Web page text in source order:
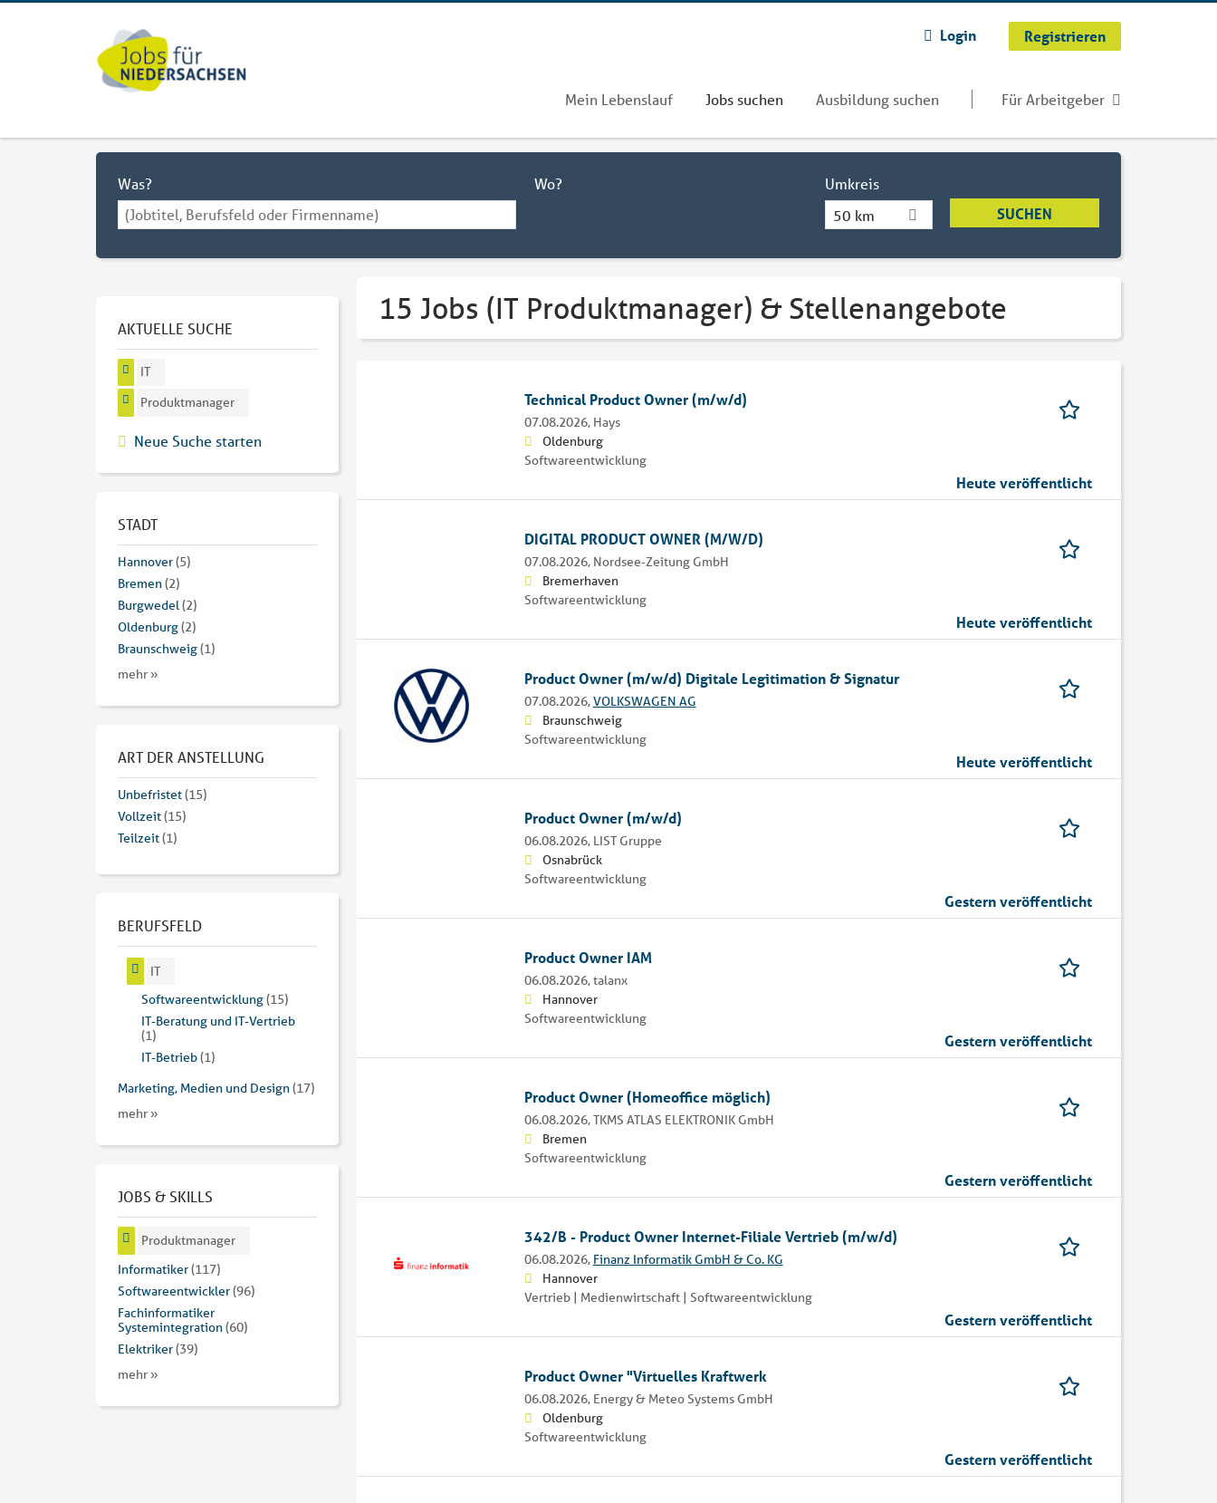
Login Registrieren
Mein Lebenslauf Jobs suchen Ausbildung suchen Für Arbeitgeber
Was? Wo?
Umkreis
50 km
15 Jobs (IT Produktmanager) & Stellenangebote
Technical Product Owner (m/w/d)
07.08.2026, Hays
Oldenburg
Softwareentwicklung
Heute veröffentlicht
DIGITAL PRODUCT OWNER (M/W/D)
07.08.2026, Nordsee-Zeitung GmbH
Bremerhaven
Softwareentwicklung
Heute veröffentlicht
Product Owner (m/w/d) Digitale Legitimation & Signatur
07.08.2026,VOLKSWAGEN AG
Braunschweig
Softwareentwicklung
Heute veröffentlicht
Product Owner (m/w/d)
06.08.2026, LIST Gruppe
Osnabrück
Softwareentwicklung
Gestern veröffentlicht
Product Owner IAM
06.08.2026,talanx
Hannover
Softwareentwicklung
Gestern veröffentlicht
Product Owner (Homeoffice möglich)
06.08.2026,TKMS ATLAS ELEKTRONIK GmbH
Bremen
Softwareentwicklung
Gestern veröffentlicht
342/B - Product Owner Internet-Filiale Vertrieb (m/w/d)
06.08.2026, Finanz Informatik GmbH & Co. KG
Hannover
Vertrieb | Medienwirtschaft | Softwareentwicklung
Gestern veröffentlicht
Product Owner "Virtuelles Kraftwerk
06.08.2026, Energy & Meteo Systems GmbH
Oldenburg
Softwareentwicklung
Gestern veröffentlicht
AKTUELLE SUCHE
IT
Produktmanager
Neue Suche starten
STADT
Hannover(5)
Bremen(2)
Burgwedel(2)
Oldenburg(2)
Braunschweig(1)
mehr »
ART DER ANSTELLUNG
Unbefristet(15)
Vollzeit(15)
Teilzeit(1)
BERUFSFELD
IT
Softwareentwicklung(15)
IT-Beratung und IT-Vertrieb
(1)
IT-Betrieb(1)
Marketing, Medien und Design(17)
mehr »
JOBS & SKILLS
Produktmanager
Informatiker(117)
Softwareentwickler(96)
Fachinformatiker
Systemintegration(60)
Elektriker(39)
mehr »